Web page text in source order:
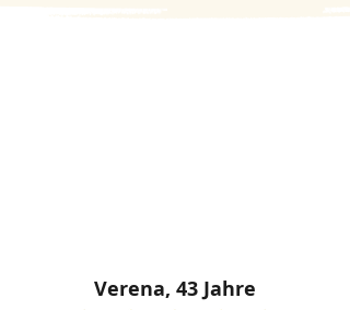
Verena, 43 Jahre